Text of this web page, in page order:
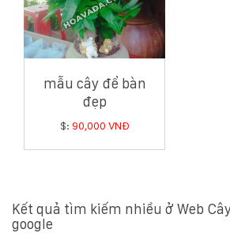
mẫu cây để bàn
đẹp
$: 90,000 VNĐ
Kết quả tìm kiếm nhiều ở Web
google